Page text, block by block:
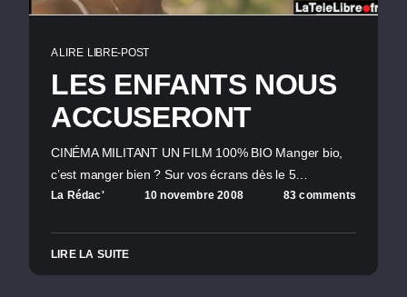
A LIRE LIBRE-POST
LES ENFANTS NOUS
ACCUSERONT
CINÉMA MILITANT UN FILM 100% BIO Manger bio,
c’est manger bien ? Sur vos écrans dès le 5…
La Rédac' 10 novembre 2008 83 comments
LIRE LA SUITE